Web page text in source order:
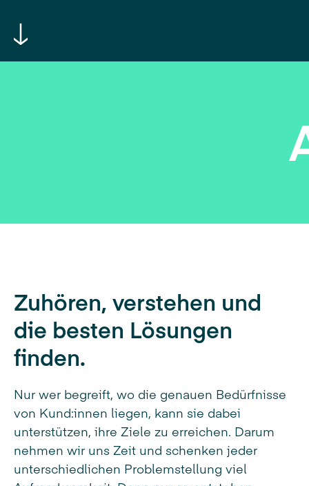
Zuhören, verstehen und
die besten Lösungen
finden.
Nur wer begreift, wo die genauen Bedürfnisse
von Kund:innen liegen, kann sie dabei
unterstützen, ihre Ziele zu erreichen. Darum
nehmen wir uns Zeit und schenken jeder
unterschiedlichen Problemstellung viel